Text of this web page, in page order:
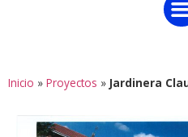
Inicio » Proyectos » Jardinera